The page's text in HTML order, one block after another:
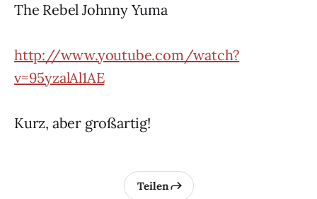
The Rebel Johnny Yuma
http://www.youtube.com/watch?
v=95yzalAl1AE
Kurz, aber großartig!
Teilen